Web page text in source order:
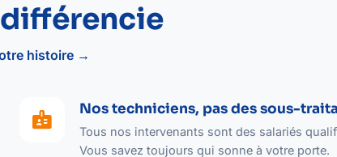
histoire →
badge Nos techniciens, pas des sous-
Tous nos intervenants sont des salariés
Vous savez toujours qui sonne à votre porte.